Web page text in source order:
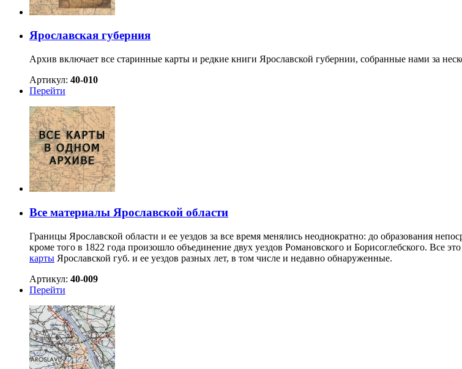
Ярославская губерния
Архив включает все старинные карты и редкие книги Ярославской губернии, собранные нами за
Артикул: 40-010
Перейти
Все материалы Ярославской области
Границы Ярославской области и ее уездов за все время менялись неоднократно: до образования
кроме того в 1822 года произошло объединение двух уездов Романовского и Борисоглебского. Все
карты Ярославской губ. и ее уездов разных лет, в том числе и недавно обнаруженные.
Артикул: 40-009
Перейти